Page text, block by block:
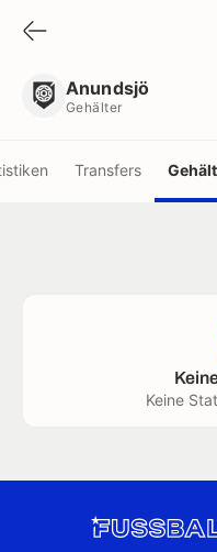
Anundsjö
Gehälter
Transfers
Keine